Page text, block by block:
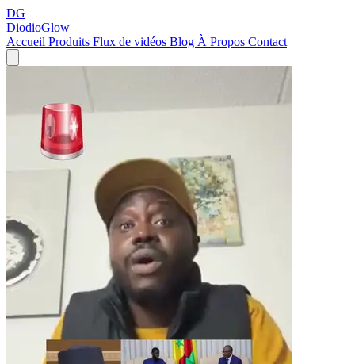
DG
DiodioGlow
Accueil Produits Flux de vidéos Blog À Propos Contact